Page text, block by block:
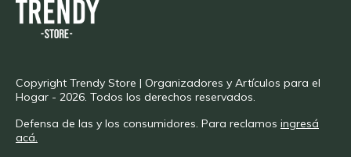
Copyright Trendy Store | Organizadores y Artículos para el
Hogar - 2026. Todos los derechos reservados.
Defensa de las y los consumidores. Para reclamos ingresá
acá.